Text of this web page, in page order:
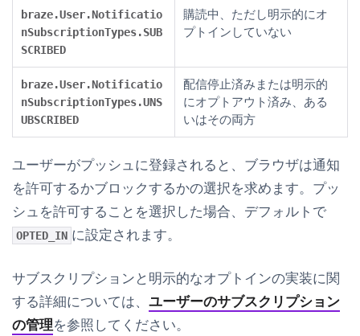
braze.User.Notificatio
nSubscriptionTypes.SUB
SCRIBED
購読中、ただし明示的にオ
プトインしていない
braze.User.Notificatio
nSubscriptionTypes.UNS
UBSCRIBED
配信停止済みまたは明示的
にオプトアウト済み、ある
いはその両方
ユーザーがプッシュに登録されると、ブラウザは通知
を許可するかブロックするかの選択を求めます。プッ
シュを許可することを選択した場合、デフォルトで
OPTED_IN に設定されます。
サブスクリプションと明示的なオプトインの実装に関
する詳細については、 ユーザーのサブスクリプション
の管理を参照してください。